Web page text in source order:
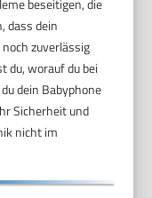
dass dein
zuverlässig
du, worauf du bei
dein Babyphone
Sicherheit und
nicht im